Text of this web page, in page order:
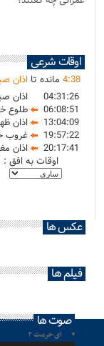
اوقات شرعی
4:38 مانده تا اذان
04:31:26
اذان
06:08:51
طلوع
13:04:09
اذان
19:57:22
غروب
20:17:41
اذان
اوقات به افق :
عکس ها
فیلم ها
صوت ها
ای حرمت ۲